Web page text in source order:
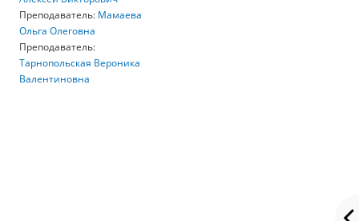
Преподаватель: Мамаева
Ольга Олеговна
Преподаватель:
Тарнопольская Вероника
Валентиновна